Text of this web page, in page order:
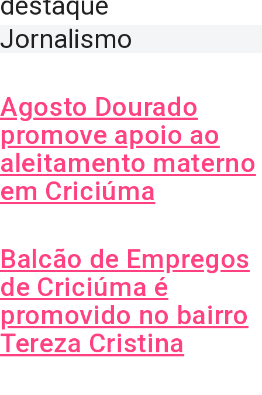
Jornalismo
Agosto Dourado
promove apoio ao
aleitamento materno
em Criciúma
Balcão de Empregos
de Criciúma é
promovido no bairro
Tereza Cristina